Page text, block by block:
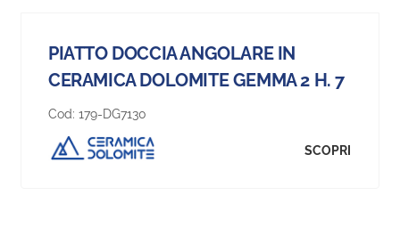
PIATTO DOCCIA ANGOLARE IN
CERAMICA DOLOMITE GEMMA 2 H. 7
Cod: 179-DG7130
SCOPRI